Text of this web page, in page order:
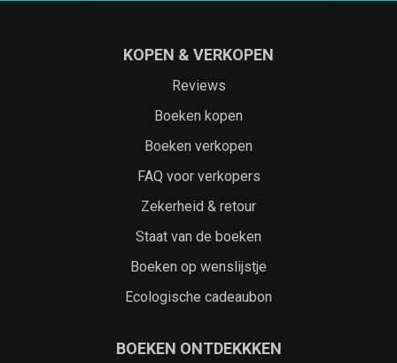
KOPEN & VERKOPEN
Reviews
Boeken kopen
Boeken verkopen
FAQ voor verkopers
Zekerheid & retour
Staat van de boeken
Boeken op wenslijstje
Ecologische cadeaubon
BOEKEN ONTDEKKKEN